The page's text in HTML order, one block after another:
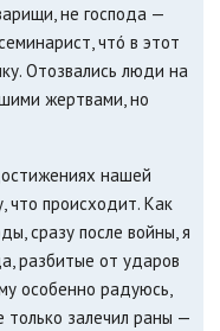
не господа —
чтó в этот
Отозвались люди на
жертвами, но
нашей
что происходит. Как
сразу после войны, я
разбитые от ударов
особенно радуюсь,
только залечил раны —